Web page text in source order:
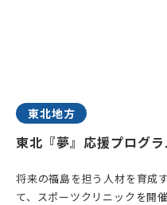
東北地方
東北『夢』応援プログラ
将来の福島を担う人材を育成
て、スポーツクリニックを開